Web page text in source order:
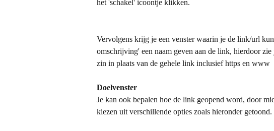
het 'schakel' icoontje klikken.
Vervolgens krijg je een venster waarin je de link/url
omschrijving' een naam geven aan de link, hierdoor
zin in plaats van de gehele link inclusief https en www
Doelvenster
Je kan ook bepalen hoe de link geopend word, door
kiezen uit verschillende opties zoals hieronder getoond.